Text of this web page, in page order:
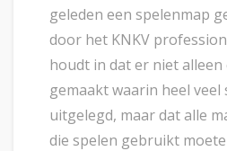
geleden een spelenmap
door het KNKV
houdt in dat er niet alleen
gemaakt waarin heel veel
uitgelegd, maar dat alle
die spelen gebruikt